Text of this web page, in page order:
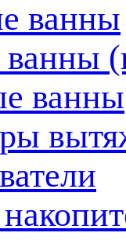
ванны
ванны